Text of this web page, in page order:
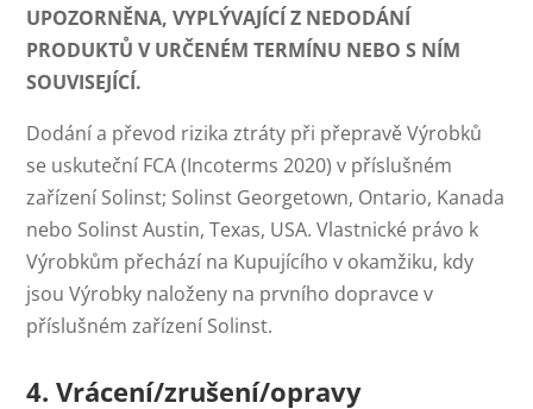
UPOZORNĚNA, VYPLÝVAJÍCÍ Z NEDODÁNÍ
PRODUKTŮ V URČENÉM TERMÍNU NEBO S NÍM
SOUVISEJÍCÍ.
Dodání a převod rizika ztráty při přepravě Výrobků
se uskuteční FCA (Incoterms 2020) v příslušném
zařízení Solinst; Solinst Georgetown, Ontario, Kanada
nebo Solinst Austin, Texas, USA. Vlastnické právo k
Výrobkům přechází na Kupujícího v okamžiku, kdy
jsou Výrobky naloženy na prvního dopravce v
příslušném zařízení Solinst.
4. Vrácení/zrušení/opravy